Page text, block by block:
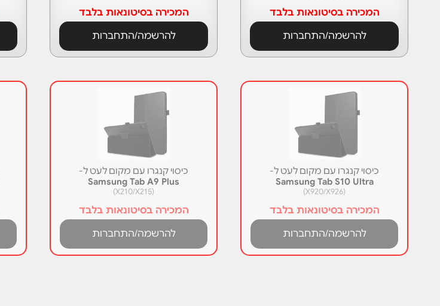
כיסוי קנגרו עם מקום לעט ל-
Samsung Tab S10 Ultra
(X920/X926)
המכירה בסיטונאות בלבד
להרשמה/התחברות
כיסוי קנגרו עם מקום לעט ל-
Samsung Tab A9 Plus
(X210/X215)
המכירה בסיטונאות בלבד
להרשמה/התחברות
המכירה בסיטונאות בלבד
להרשמה/התחברות
המכירה בסיטונאות בלבד
להרשמה/התחברות